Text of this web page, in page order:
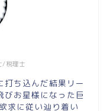
/税理士
打ち込んだ結果リー
びお星様になった巨
求に従い辿り着い